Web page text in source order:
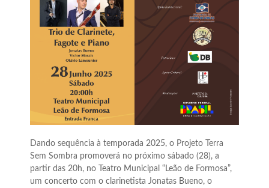
Dando sequência à temporada 2025, o Projeto Terra
Sem Sombra promoverá no próximo sábado (28), a
partir das 20h, no Teatro Municipal “Leão de Formosa”,
um concerto com o clarinetista Jonatas Bueno, o